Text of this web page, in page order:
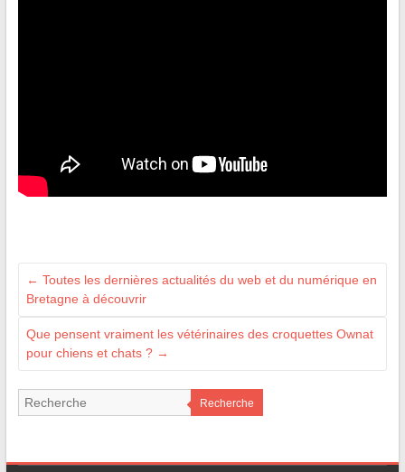
← Toutes les dernières actualités du web et du numérique en
Bretagne à découvrir
Que pensent vraiment les vétérinaires des croquettes Ownat
pour chiens et chats ? →
Recherche